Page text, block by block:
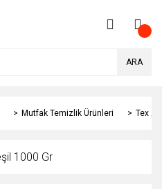
ARA
Mutfak Temizlik Ürünleri Tex
1000 Gr